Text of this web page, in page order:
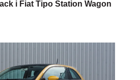
i Fiat Tipo Station Wagon